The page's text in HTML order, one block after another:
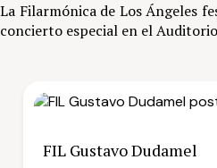
La Filarmónica de Los Ángeles
concierto especial en el
FIL Gustavo Dudamel